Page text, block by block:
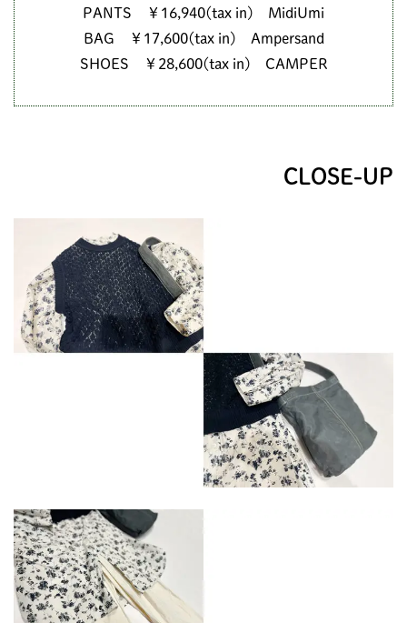
PANTS ￥16,940(tax in) MidiUmi
BAG ￥17,600(tax in) Ampersand
SHOES ￥28,600(tax in) CAMPER
CLOSE-UP